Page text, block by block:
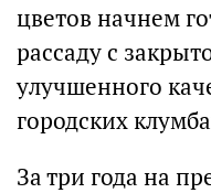
цветов начнем
рассаду с
улучшенного
городских
За три года на